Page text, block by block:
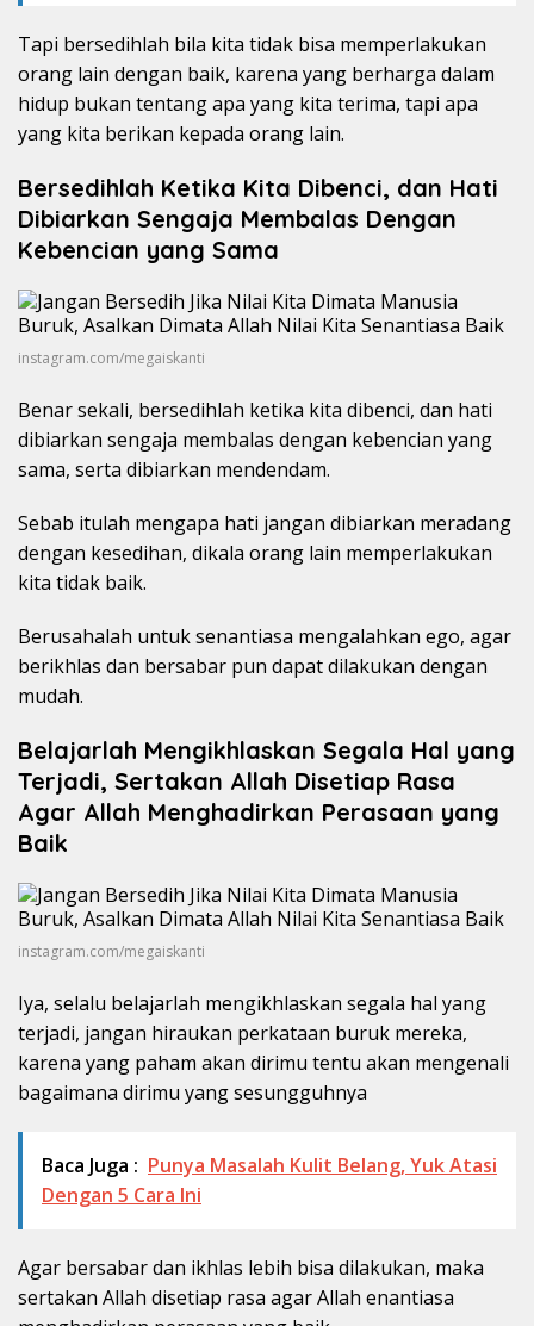
Tapi bersedihlah bila kita tidak bisa memperlakukan
orang lain dengan baik, karena yang berharga dalam
hidup bukan tentang apa yang kita terima, tapi apa
yang kita berikan kepada orang lain.
Bersedihlah Ketika Kita Dibenci, dan Hati
Dibiarkan Sengaja Membalas Dengan
Kebencian yang Sama
instagram.com/megaiskanti
Benar sekali, bersedihlah ketika kita dibenci, dan hati
dibiarkan sengaja membalas dengan kebencian yang
sama, serta dibiarkan mendendam.
Sebab itulah mengapa hati jangan dibiarkan meradang
dengan kesedihan, dikala orang lain memperlakukan
kita tidak baik.
Berusahalah untuk senantiasa mengalahkan ego, agar
berikhlas dan bersabar pun dapat dilakukan dengan
mudah.
Belajarlah Mengikhlaskan Segala Hal yang
Terjadi, Sertakan Allah Disetiap Rasa
Agar Allah Menghadirkan Perasaan yang
Baik
instagram.com/megaiskanti
Iya, selalu belajarlah mengikhlaskan segala hal yang
terjadi, jangan hiraukan perkataan buruk mereka,
karena yang paham akan dirimu tentu akan mengenali
bagaimana dirimu yang sesungguhnya
Baca Juga : Punya Masalah Kulit Belang, Yuk Atasi
Dengan 5 Cara Ini
Agar bersabar dan ikhlas lebih bisa dilakukan, maka
sertakan Allah disetiap rasa agar Allah enantiasa